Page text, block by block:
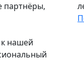
партнёры,
нашей